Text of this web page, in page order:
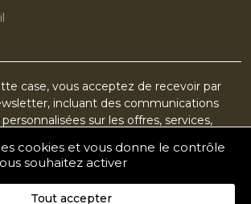
case, vous acceptez de recevoir par
incluant des communications
sur les offres, services,
désabonner à tout moment.
de l'ouverture de mes e-mails pour
personnalisé
cookies et vous donne le contrôle
souhaitez activer
Tout accepter